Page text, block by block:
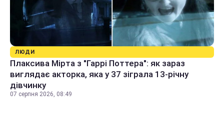
ЛЮДИ
Плаксива Мірта з "Гаррі Поттера": як зараз
виглядає акторка, яка у 37 зіграла 13-річну
дівчинку
07 серпня 2026, 08:49